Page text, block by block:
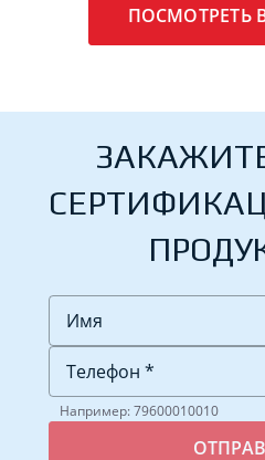
ПОСМОТРЕТЬ
Например: 79600010010